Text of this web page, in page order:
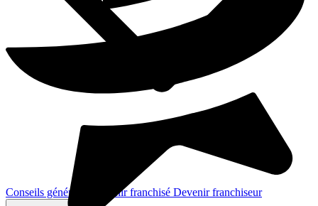
Conseils généraux Devenir franchisé Devenir franchiseur